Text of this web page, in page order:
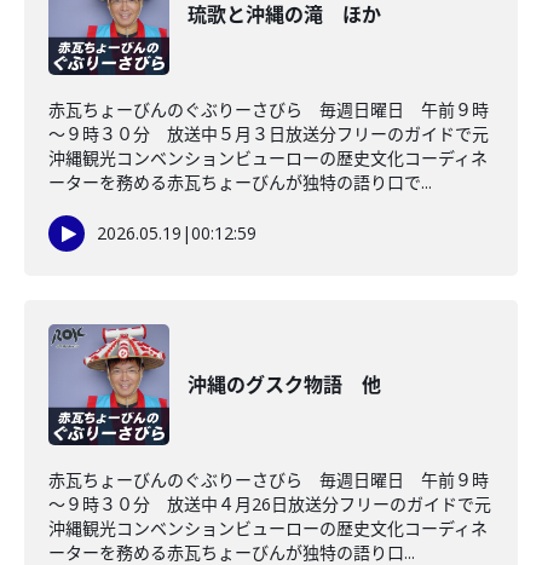
琉歌と沖縄の滝 ほか
赤瓦ちょーびんのぐぶりーさびら 毎週日曜日 午前９時
～９時３０分 放送中５月３日放送分フリーのガイドで元
沖縄観光コンベンションビューローの歴史文化コーディネ
ーターを務める赤瓦ちょーびんが独特の語り口で...
2026.05.19 |00:12:59
沖縄のグスク物語 他
赤瓦ちょーびんのぐぶりーさびら 毎週日曜日 午前９時
～９時３０分 放送中４月26日放送分フリーのガイドで元
沖縄観光コンベンションビューローの歴史文化コーディネ
ーターを務める赤瓦ちょーびんが独特の語り口...